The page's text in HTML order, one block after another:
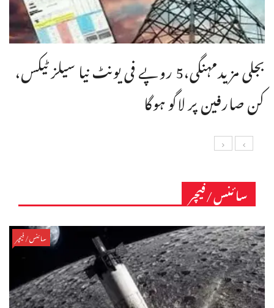
بجلی مزیدمہنگی،5 روپے فی یونٹ نیا سیلز ٹیکس،
کن صارفین پر لاگو ہوگا
سائنس/فیچر
سائنس/فیچر